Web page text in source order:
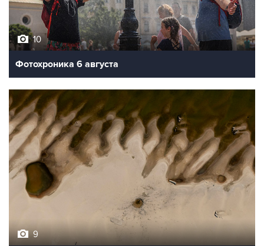
10
Фотохроника 6 августа
9